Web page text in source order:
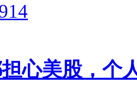
心美股，个